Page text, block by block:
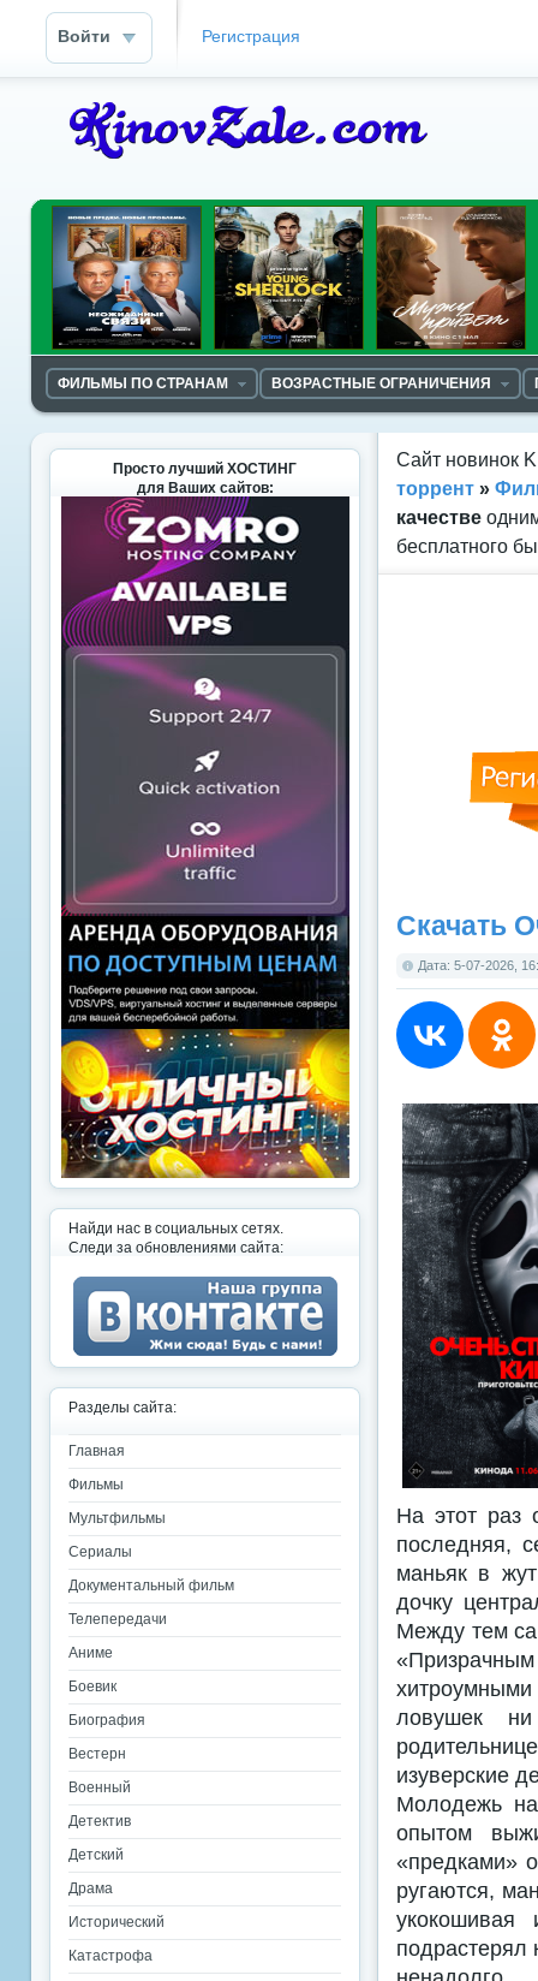
Войти Регистрация
ФИЛЬМЫ ПО СТРАНАМ ВОЗРАСТНЫЕ ОГРАНИЧЕНИЯ
Сайт новинок
торрент »
качестве
бесплатного
Скачать
Дата: 5-07-2026,
На этот раз
последняя,
маньяк в
дочку
Между тем
ловушек
изуверские
Молодежь
опытом
«предками»
ругаются,
подрастерял
Просто лучший ХОСТИНГ
для Ваших сайтов:
Найди нас в социальных сетях.
Следи за обновлениями сайта:
Разделы сайта:
Главная
Фильмы
Мультфильмы
Сериалы
Документальный фильм
Телепередачи
Аниме
Боевик
Биография
Вестерн
Военный
Детектив
Детский
Драма
Исторический
Катастрофа